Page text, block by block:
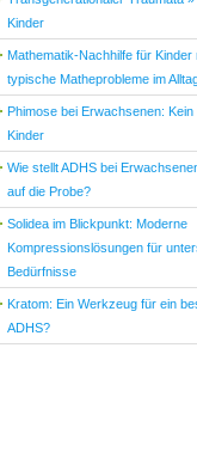
Kinder
Mathematik-Nachhilfe für Kinder
typische Matheprobleme im
Phimose bei Erwachsenen:
Kinder
Wie stellt ADHS bei
auf die Probe?
Solidea im Blickpunkt: Moderne
Kompressionslösungen für
Bedürfnisse
Kratom: Ein Werkzeug für ein
ADHS?